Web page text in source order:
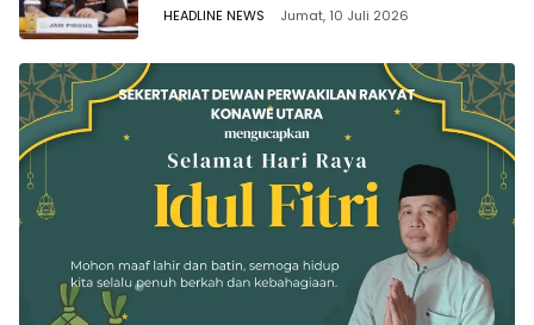
HEADLINE NEWS Jumat, 10 Juli 2026